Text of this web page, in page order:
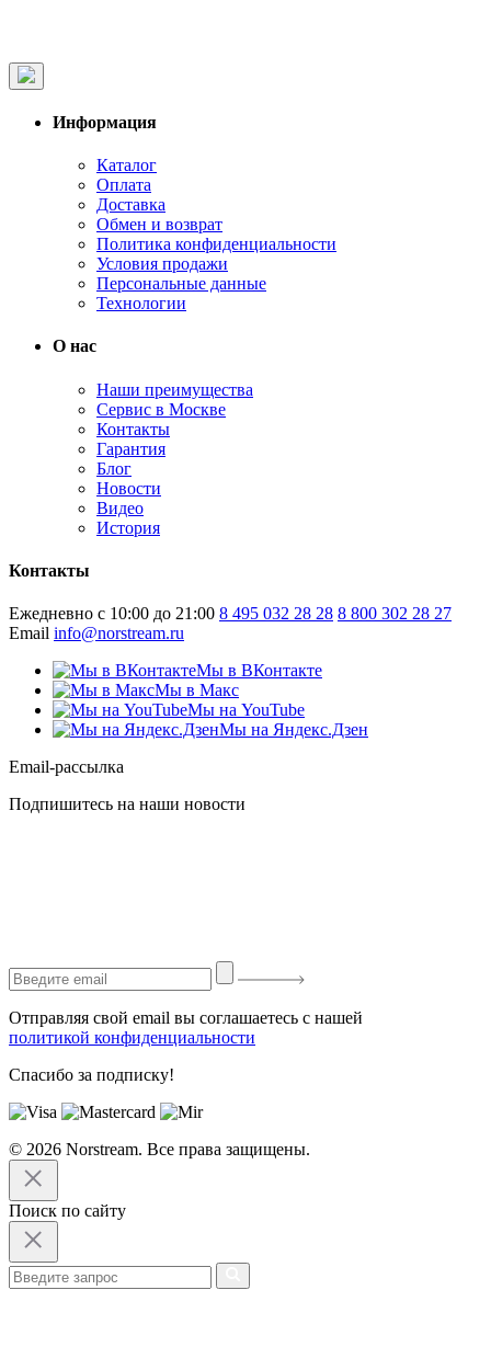
Информация
Каталог
Оплата
Доставка
Обмен и возврат
Политика конфиденциальности
Условия продажи
Персональные данные
Технологии
О нас
Наши преимущества
Сервис в Москве
Контакты
Гарантия
Блог
Новости
Видео
История
Контакты
Ежедневно с 10:00 до 21:00 8 495 032 28 28 8 800 302 28 27
Email info@norstream.ru
Мы в ВКонтакте
Мы в Макс
Мы на YouTube
Мы на Яндекс.Дзен
Email-рассылка
Подпишитесь на наши новости
Отправляя свой email вы соглашаетесь с нашей
политикой конфиденциальности
Спасибо за подписку!
© 2026 Norstream. Все права защищены.
Поиск по сайту